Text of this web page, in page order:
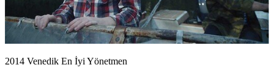
2014 Venedik En İyi Yönetmen